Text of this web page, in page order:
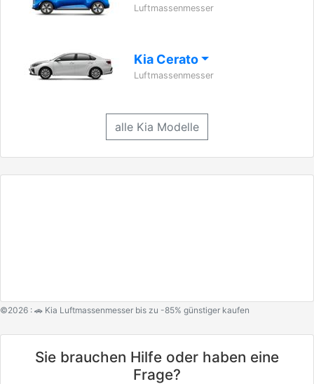
Luftmassenmesser
Kia Cerato
Luftmassenmesser
alle Kia Modelle
©2026 : 🚗 Kia Luftmassenmesser bis zu -85% günstiger kaufen
Sie brauchen Hilfe oder haben eine
Frage?